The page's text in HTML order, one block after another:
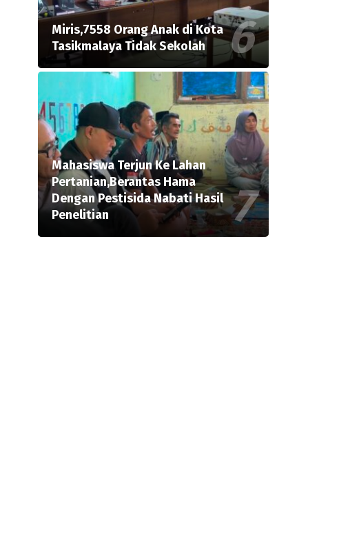
Miris,7558 Orang Anak di Kota
Tasikmalaya Tidak Sekolah
Mahasiswa Terjun Ke Lahan
Pertanian,Berantas Hama
Dengan Pestisida Nabati Hasil
Penelitian